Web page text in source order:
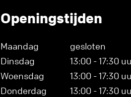
Openingstijden
Maandag
gesloten
Dinsdag
13:00 - 17:30
Woensdag
13:00 - 17:30
Donderdag
13:00 - 17:30